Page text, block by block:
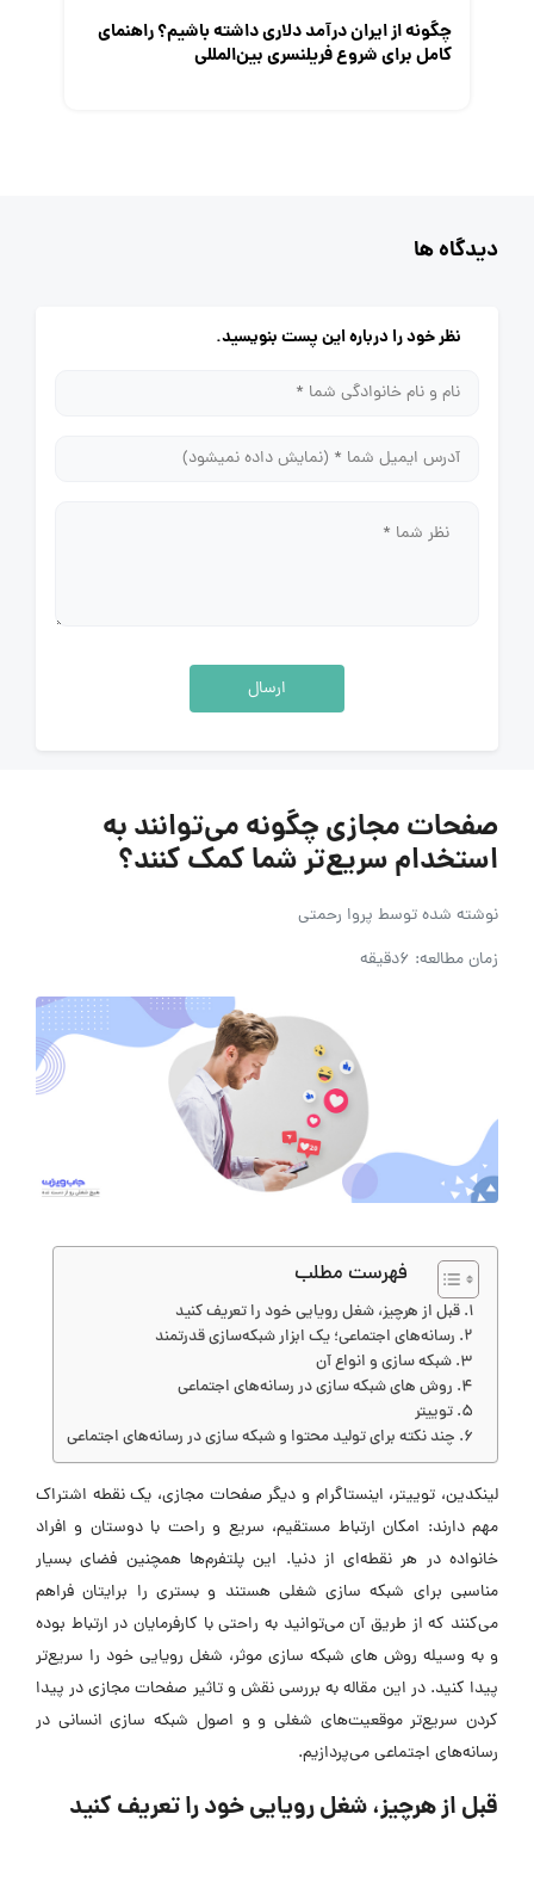
چگونه از ایران درآمد دلاری داشته باشیم؟ راهنمای
کامل برای شروع فریلنسری بین‌المللی
دیدگاه ها
نظر خود را درباره این پست بنویسید.
ارسال
صفحات مجازی چگونه می‌توانند به
استخدام سریع‌تر شما کمک کنند؟
نوشته شده توسط پروا رحمتی
زمان مطالعه: 6دقیقه
فهرست مطلب
قبل از هرچیز، شغل رویایی خود را تعریف کنید
رسانه‌های اجتماعی؛ یک ابزار شبکه‌سازی قدرتمند
شبکه سازی و انواع آن
روش های شبکه سازی در رسانه‌های اجتماعی
توییتر
چند نکته برای تولید محتوا و شبکه سازی در رسانه‌های اجتماعی
لینکدین، توییتر، اینستاگرام و دیگر صفحات مجازی، یک نقطه اشتراک
مهم دارند: امکان ارتباط مستقیم، سریع و راحت با دوستان و افراد
خانواده در هر نقطه‌ای از دنیا. این پلتفرم‌ها همچنین فضای بسیار
مناسبی برای شبکه سازی شغلی هستند و بستری را برایتان فراهم
می‌کنند که از طریق آن می‌توانید به راحتی با کارفرمایان در ارتباط بوده
و به وسیله روش های شبکه سازی موثر، شغل رویایی خود را سریع‌تر
پیدا کنید. در این مقاله به بررسی نقش و تاثیر صفحات مجازی در پیدا
کردن سریع‌تر موقعیت‌های شغلی و و اصول شبکه سازی انسانی در
رسانه‌های اجتماعی می‌پردازیم.
قبل از هرچیز، شغل رویایی خود را تعریف کنید